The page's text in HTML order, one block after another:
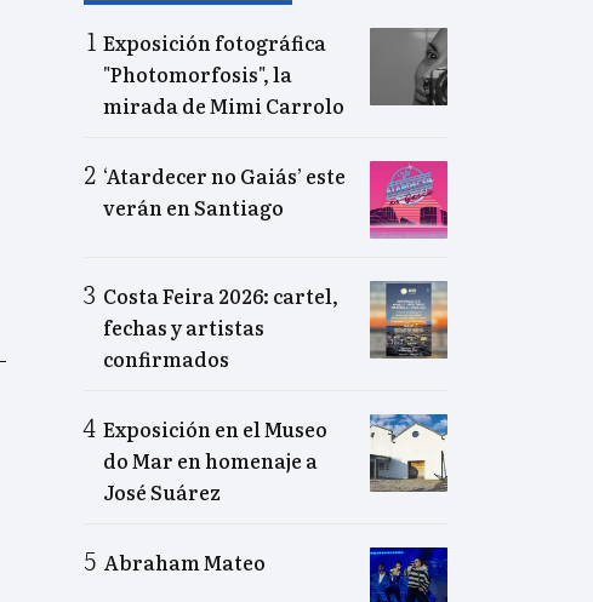
Exposición fotográfica
"Photomorfosis", la
mirada de Mimi Carrolo
‘Atardecer no Gaiás’ este
verán en Santiago
Costa Feira 2026: cartel,
fechas y artistas
confirmados
Exposición en el Museo
do Mar en homenaje a
José Suárez
Abraham Mateo